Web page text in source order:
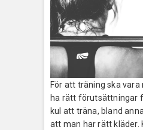
För att träning ska
ha rätt förutsättningar
kul att träna, bland
att man har rätt kläder.